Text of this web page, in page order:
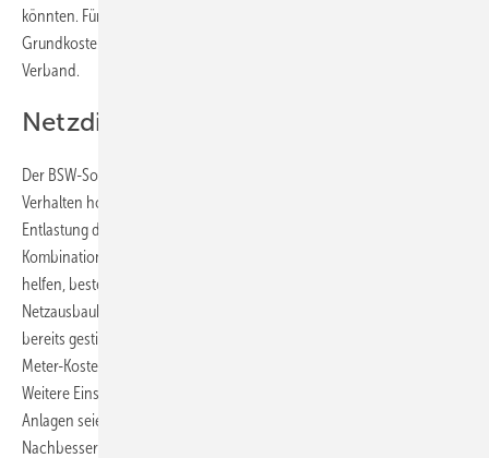
könnten. Für typische Prosumer-Haushalte seien zusätzliche
Grundkosten von bis zu 150 Euro jährlich möglich, erklärte der
Verband.
Netzdienlichkeit berücksichtigen
Der BSW-Solar kritisiert, dass die Vorschläge weder netzdienliches
Verhalten honorierten noch den Beitrag dezentraler Speicher zur
Entlastung der Stromnetze ausreichend berücksichtigten. Gerade in
Kombination mit E-Autos und Wärmepumpen könnten Solaranlagen
helfen, bestehende Netzinfrastruktur effizienter zu nutzen und den
Netzausbaubedarf zu senken. Zugleich verweist die Branche auf
bereits gestiegene regulatorische Belastungen, etwa durch Smart-
Meter-Kosten und gekürzte Vergütungen bei negativen Strompreisen.
Weitere Einschnitte bei Förderung und Wirtschaftlichkeit neuer PV-
Anlagen seien kaum noch verkraftbar. Der Verband fordert deshalb
Nachbesserungen bei Netzentgelten und Förderregeln.